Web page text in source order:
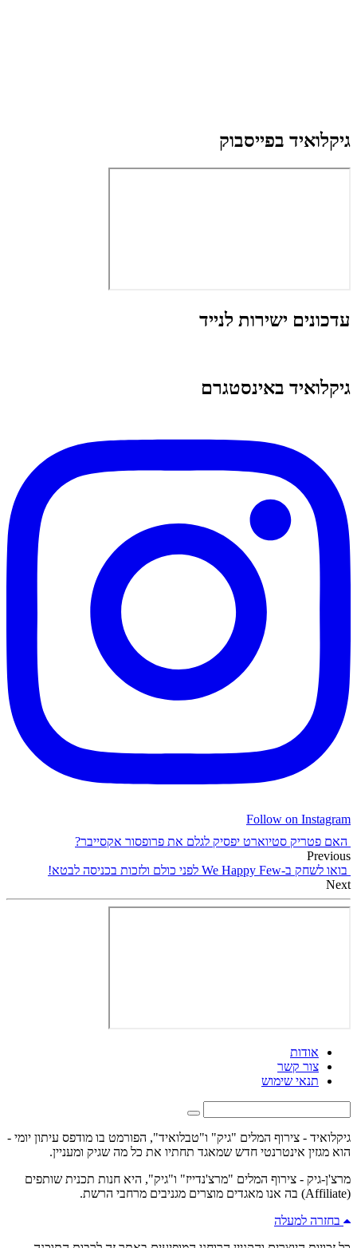
גיקלואיד בפייסבוק
עדכונים ישירות לנייד
גיקלואיד באינסטגרם
Follow on Instagram
האם פטריק סטיוארט יפסיק לגלם את פרופסור אקסייבר?
Previous
בואו לשחק ב-We Happy Few לפני כולם ולזכות בכניסה לבטא!
Next
אודות
צור קשר
תנאי שימוש
גיקלואיד - צירוף המלים "גיק" ו"טבלואיד", הפורמט בו מודפס עיתון יומי -
הוא מגזין אינטרנטי חדש שמאגד תחתיו את כל מה שגיק ומעניין.
מרצ'ן-גיק - צירוף המלים "מרצ'נדייז" ו"גיק", היא חנות תכנית שותפים
(Affiliate) בה אנו מאגדים מוצרים מגניבים מרחבי הרשת.
בחזרה למעלה